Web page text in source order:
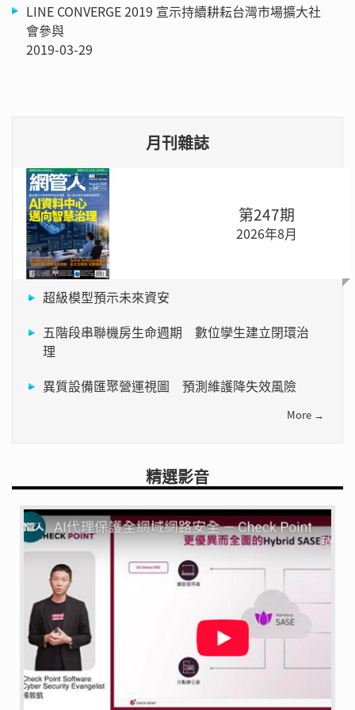
LINE CONVERGE 2019 宣示持續耕耘台灣市場擴大社
會參與
2019-03-29
月刊雜誌
第247期
2026年8月
超級模型預示未來資安
五階段串聯機房生命週期 數位孿生建立閉環治
理
異質設備匯聚營運視圖 預測維護降失效風險
More →
精選影音